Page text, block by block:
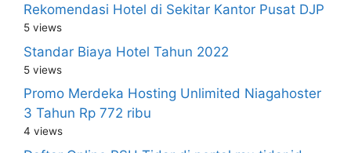
Rekomendasi Hotel di Sekitar Kantor Pusat DJP
5 views
Standar Biaya Hotel Tahun 2022
5 views
Promo Merdeka Hosting Unlimited Niagahoster
3 Tahun Rp 772 ribu
4 views